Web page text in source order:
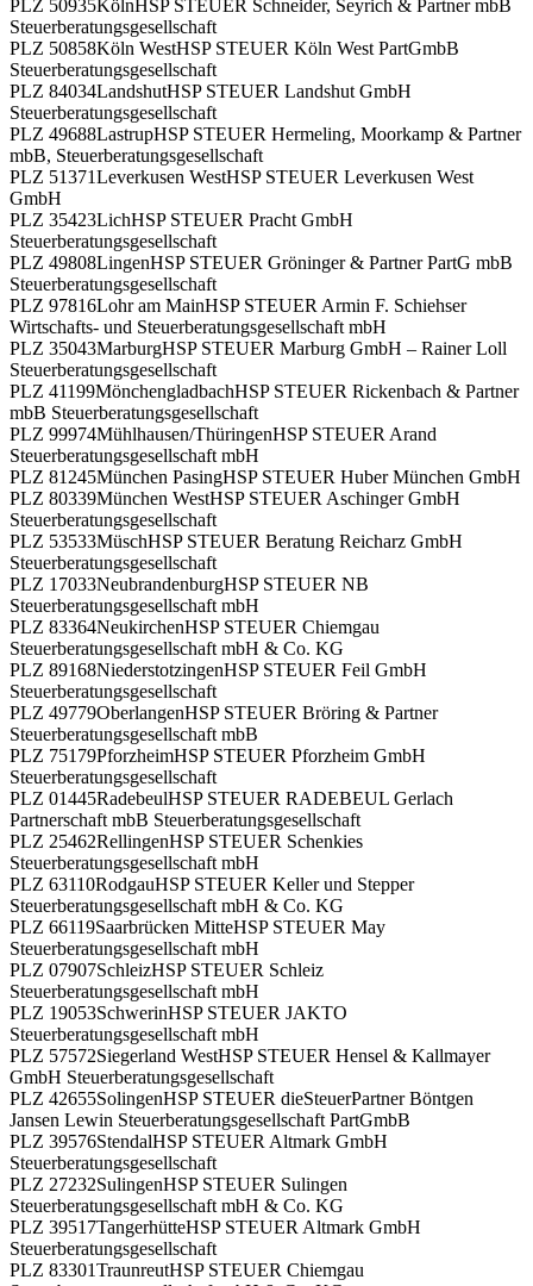
PLZ 50935KölnHSP STEUER Schneider, Seyrich & Partner mbB
Steuerberatungsgesellschaft
PLZ 50858Köln WestHSP STEUER Köln West PartGmbB
Steuerberatungsgesellschaft
PLZ 84034LandshutHSP STEUER Landshut GmbH
Steuerberatungsgesellschaft
PLZ 49688LastrupHSP STEUER Hermeling, Moorkamp & Partner
mbB, Steuerberatungsgesellschaft
PLZ 51371Leverkusen WestHSP STEUER Leverkusen West
GmbH
PLZ 35423LichHSP STEUER Pracht GmbH
Steuerberatungsgesellschaft
PLZ 49808LingenHSP STEUER Gröninger & Partner PartG mbB
Steuerberatungsgesellschaft
PLZ 97816Lohr am MainHSP STEUER Armin F. Schiehser
Wirtschafts- und Steuerberatungsgesellschaft mbH
PLZ 35043MarburgHSP STEUER Marburg GmbH – Rainer Loll
Steuerberatungsgesellschaft
PLZ 41199MönchengladbachHSP STEUER Rickenbach & Partner
mbB Steuerberatungsgesellschaft
PLZ 99974Mühlhausen/ThüringenHSP STEUER Arand
Steuerberatungsgesellschaft mbH
PLZ 81245München PasingHSP STEUER Huber München GmbH
PLZ 80339München WestHSP STEUER Aschinger GmbH
Steuerberatungsgesellschaft
PLZ 53533MüschHSP STEUER Beratung Reicharz GmbH
Steuerberatungsgesellschaft
PLZ 17033NeubrandenburgHSP STEUER NB
Steuerberatungsgesellschaft mbH
PLZ 83364NeukirchenHSP STEUER Chiemgau
Steuerberatungsgesellschaft mbH & Co. KG
PLZ 89168NiederstotzingenHSP STEUER Feil GmbH
Steuerberatungsgesellschaft
PLZ 49779OberlangenHSP STEUER Bröring & Partner
Steuerberatungsgesellschaft mbB
PLZ 75179PforzheimHSP STEUER Pforzheim GmbH
Steuerberatungsgesellschaft
PLZ 01445RadebeulHSP STEUER RADEBEUL Gerlach
Partnerschaft mbB Steuerberatungsgesellschaft
PLZ 25462RellingenHSP STEUER Schenkies
Steuerberatungsgesellschaft mbH
PLZ 63110RodgauHSP STEUER Keller und Stepper
Steuerberatungsgesellschaft mbH & Co. KG
PLZ 66119Saarbrücken MitteHSP STEUER May
Steuerberatungsgesellschaft mbH
PLZ 07907SchleizHSP STEUER Schleiz
Steuerberatungsgesellschaft mbH
PLZ 19053SchwerinHSP STEUER JAKTO
Steuerberatungsgesellschaft mbH
PLZ 57572Siegerland WestHSP STEUER Hensel & Kallmayer
GmbH Steuerberatungsgesellschaft
PLZ 42655SolingenHSP STEUER dieSteuerPartner Böntgen
Jansen Lewin Steuerberatungsgesellschaft PartGmbB
PLZ 39576StendalHSP STEUER Altmark GmbH
Steuerberatungsgesellschaft
PLZ 27232SulingenHSP STEUER Sulingen
Steuerberatungsgesellschaft mbH & Co. KG
PLZ 39517TangerhütteHSP STEUER Altmark GmbH
Steuerberatungsgesellschaft
PLZ 83301TraunreutHSP STEUER Chiemgau